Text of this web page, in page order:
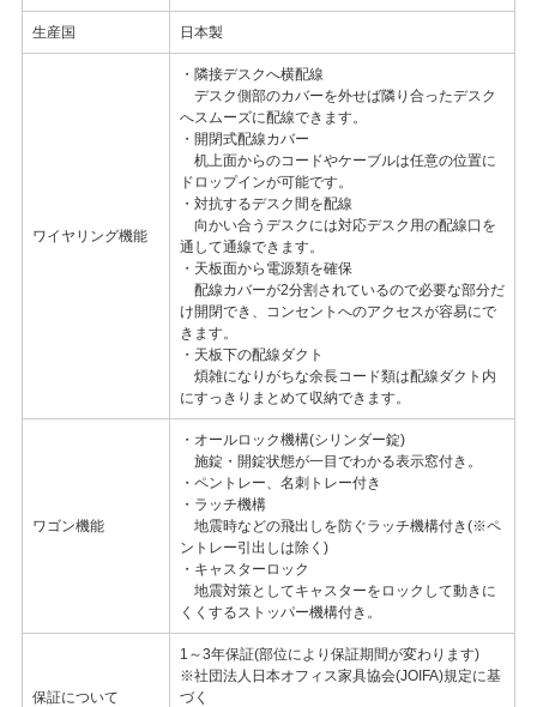
生産国 日本製
ワイヤリング機能
・隣接デスクへ横配線
デスク側部のカバーを外せば隣り合ったデスク
へスムーズに配線できます。
・開閉式配線カバー
机上面からのコードやケーブルは任意の位置に
ドロップインが可能です。
・対抗するデスク間を配線
向かい合うデスクには対応デスク用の配線口を
通して通線できます。
・天板面から電源類を確保
配線カバーが2分割されているので必要な部分だ
け開閉でき、コンセントへのアクセスが容易にで
きます。
・天板下の配線ダクト
煩雑になりがちな余長コード類は配線ダクト内
にすっきりまとめて収納できます。
ワゴン機能
・オールロック機構(シリンダー錠)
施錠・開錠状態が一目でわかる表示窓付き。
・ペントレー、名刺トレー付き
・ラッチ機構
地震時などの飛出しを防ぐラッチ機構付き(※ペ
ントレー引出しは除く)
・キャスターロック
地震対策としてキャスターをロックして動きに
くくするストッパー機構付き。
保証について
1～3年保証(部位により保証期間が変わります)
※社団法人日本オフィス家具協会(JOIFA)規定に基
づく